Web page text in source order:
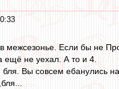
межсезонье. Если бы не
ещё не уехал. А то и 4.
бля. Вы совсем ебанулись